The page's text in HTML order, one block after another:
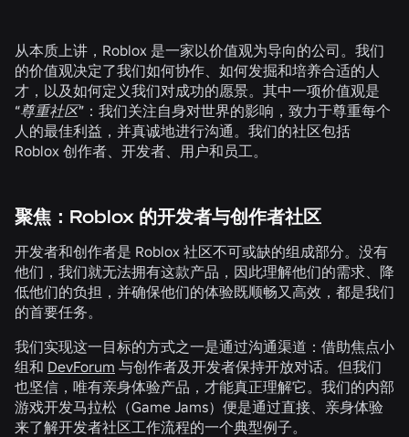
从本质上讲，Roblox 是一家以价值观为导向的公司。我们
的价值观决定了我们如何协作、如何发掘和培养合适的人
才，以及如何定义我们对成功的愿景。其中一项价值观是
“尊重社区”：我们关注自身对世界的影响，致力于尊重每个
人的最佳利益，并真诚地进行沟通。我们的社区包括
Roblox 创作者、开发者、用户和员工。
聚焦：Roblox 的开发者与创作者社区
开发者和创作者是 Roblox 社区不可或缺的组成部分。没有
他们，我们就无法拥有这款产品，因此理解他们的需求、降
低他们的负担，并确保他们的体验既顺畅又高效，都是我们
的首要任务。
我们实现这一目标的方式之一是通过沟通渠道：借助焦点小
组和 DevForum 与创作者及开发者保持开放对话。但我们
也坚信，唯有亲身体验产品，才能真正理解它。我们的内部
游戏开发马拉松（Game Jams）便是通过直接、亲身体验
来了解开发者社区工作流程的一个典型例子。